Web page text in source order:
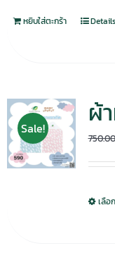
หยิบใส่ตะกร้า Details
Sale! ผ้
750.00
เลือ